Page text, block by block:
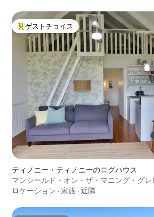
大好評のゲストチョイスです。
ゲストチョイス
ティノニー・ティノニーのログハウス
マンシールド・オン・ザ・マニング・グレ
ン(2)
ロケーション · 家族 · 近隣